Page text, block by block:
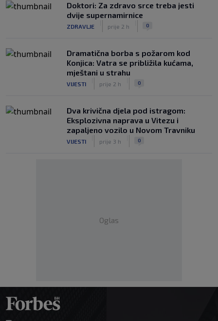
Doktori: Za zdravo srce treba jesti
dvije supernamirnice
ZDRAVLJE prije 2 h 0
Dramatična borba s požarom kod
Konjica: Vatra se približila kućama,
mještani u strahu
VIJESTI prije 2 h 0
Dva krivična djela pod istragom:
Eksplozivna naprava u Vitezu i
zapaljeno vozilo u Novom Travniku
VIJESTI prije 3 h 0
Oglas